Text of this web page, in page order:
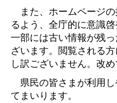
また、ホームページ
るよう、全庁的に意識
一部には古い情報が残
ざいます。閲覧される
し訳ございません。改
県民の皆さまが利用
てまいります。